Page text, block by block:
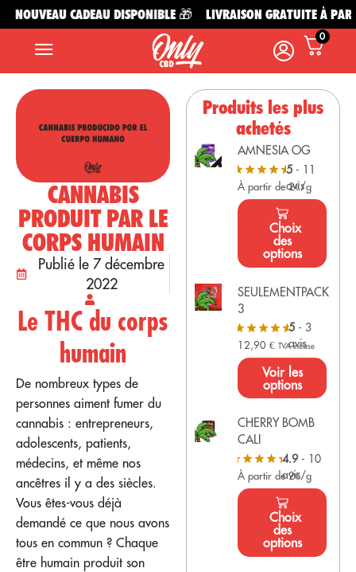
CADEAU DISPONIBLE 🎁 LIVRAISON GRATUITE À
0
CANNABIS
PRODUIT PAR LE
CORPS HUMAIN
Publié le 7 décembre
2022
Le THC du corps
humain
De nombreux types de
personnes aiment fumer du
cannabis : entrepreneurs,
adolescents, patients,
médecins, et même nos
ancêtres il y a des siècles.
Vous êtes-vous déjà
demandé ce que nous avons
tous en commun ? Chaque
être humain produit son
Produits les plus
achetés
AMNESIA OG
5- 11
avis
À partir de 2€/g
Choix
des
options
SEULEMENTPACK
3
5 - 3
avis
12,90€ TVA incluse
Voir les
options
CHERRY BOMB
CALI
4.9- 10
avis
À partir de 2€/g
Choix
des
options